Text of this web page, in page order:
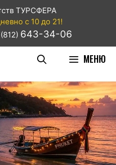
ТУРСФЕРА
с 10 до 21!
643-34-06
МЕНЮ